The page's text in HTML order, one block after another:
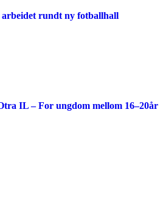
rundt ny fotballhall
IL – For ungdom mellom 16–20år